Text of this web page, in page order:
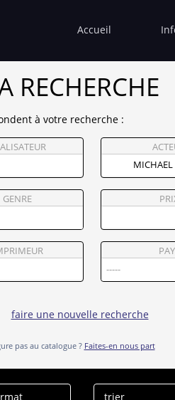
Accueil
RECHERCHE
à votre recherche :
GENRE
faire une nouvelle recherche
pas au catalogue ? Faites-en nous part
Michael Biehn